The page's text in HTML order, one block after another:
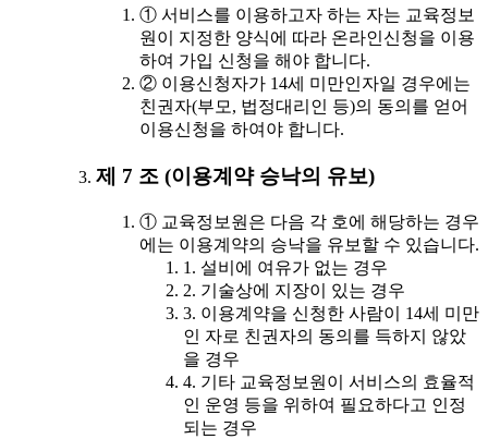
① 서비스를 이용하고자 하는 자는 교육정보
원이 지정한 양식에 따라 온라인신청을 이용
하여 가입 신청을 해야 합니다.
② 이용신청자가 14세 미만인자일 경우에는
친권자(부모, 법정대리인 등)의 동의를 얻어
이용신청을 하여야 합니다.
제 7 조 (이용계약 승낙의 유보)
① 교육정보원은 다음 각 호에 해당하는 경우
에는 이용계약의 승낙을 유보할 수 있습니다.
1. 설비에 여유가 없는 경우
2. 기술상에 지장이 있는 경우
3. 이용계약을 신청한 사람이 14세 미만
인 자로 친권자의 동의를 득하지 않았
을 경우
4. 기타 교육정보원이 서비스의 효율적
인 운영 등을 위하여 필요하다고 인정
되는 경우